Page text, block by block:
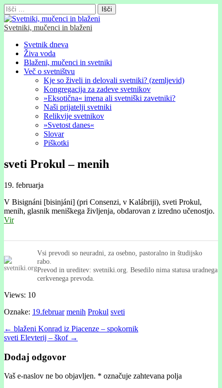
Išči:
Svetniki, mučenci in blaženi
Glavni
meni
Skip
content
Svetnik dneva
Živa voda
Blaženi, mučenci in svetniki
Več o svetništvu
Kje so živeli in delovali svetniki? (zemljevid)
Kongregacija za zadeve svetnikov
»Eksotična« imena ali svetniški zavetniki?
Naši prijatelji svetniki
Relikvije svetnikov
»Svetost danes«
Slovar
Piškotki
sveti Prokul – menih
19. februarja
V Bisignáni [bisinjáni] (pri Consenzi, v Kalábriji), sveti Prokul,
menih, glasnik meniškega življenja, obdarovan z izredno učenostjo.
Vir
Vsi prevodi so neuradni, za osebno, pastoralno in študijsko
rabo.
Prevod in ureditev: svetniki.org. Besedilo nima statusa uradnega
cerkvenega prevoda.
Views: 10
Oznake: 19.februar menih Prokul sveti
Post
navigation
← blaženi Konrad iz Piacenze – spokornik
sveti Elevterij – škof →
Dodaj odgovor
Vaš e-naslov ne bo objavljen. * označuje zahtevana polja